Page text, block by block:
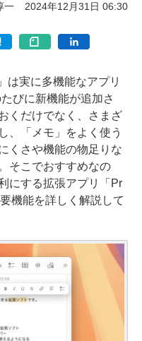
一 2024年12月31日 06:30
実に多機能なアプリ
びに新機能が追加さ
くだけでなく、さまざ
、「メモ」をよく使う
くさや機能の物足りな
そこでおすすめなの
にする拡張アプリ「Pr
機能を詳しく解説して